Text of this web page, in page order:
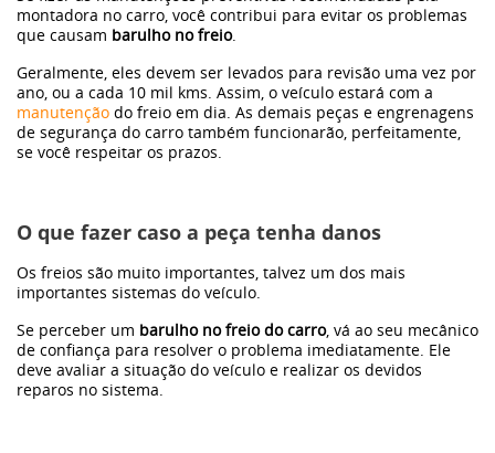
montadora no carro, você contribui para evitar os problemas
que causam barulho no freio.
Geralmente, eles devem ser levados para revisão uma vez por
ano, ou a cada 10 mil kms. Assim, o veículo estará com a
manutenção do freio em dia. As demais peças e engrenagens
de segurança do carro também funcionarão, perfeitamente,
se você respeitar os prazos.
O que fazer caso a peça tenha danos
Os freios são muito importantes, talvez um dos mais
importantes sistemas do veículo.
Se perceber um barulho no freio do carro, vá ao seu mecânico
de confiança para resolver o problema imediatamente. Ele
deve avaliar a situação do veículo e realizar os devidos
reparos no sistema.